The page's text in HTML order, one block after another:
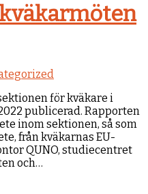
för kväkare i
publicerad. Rapporten
inom sektionen, så som
från kväkarnas EU-
QUNO, studiecentret
och…